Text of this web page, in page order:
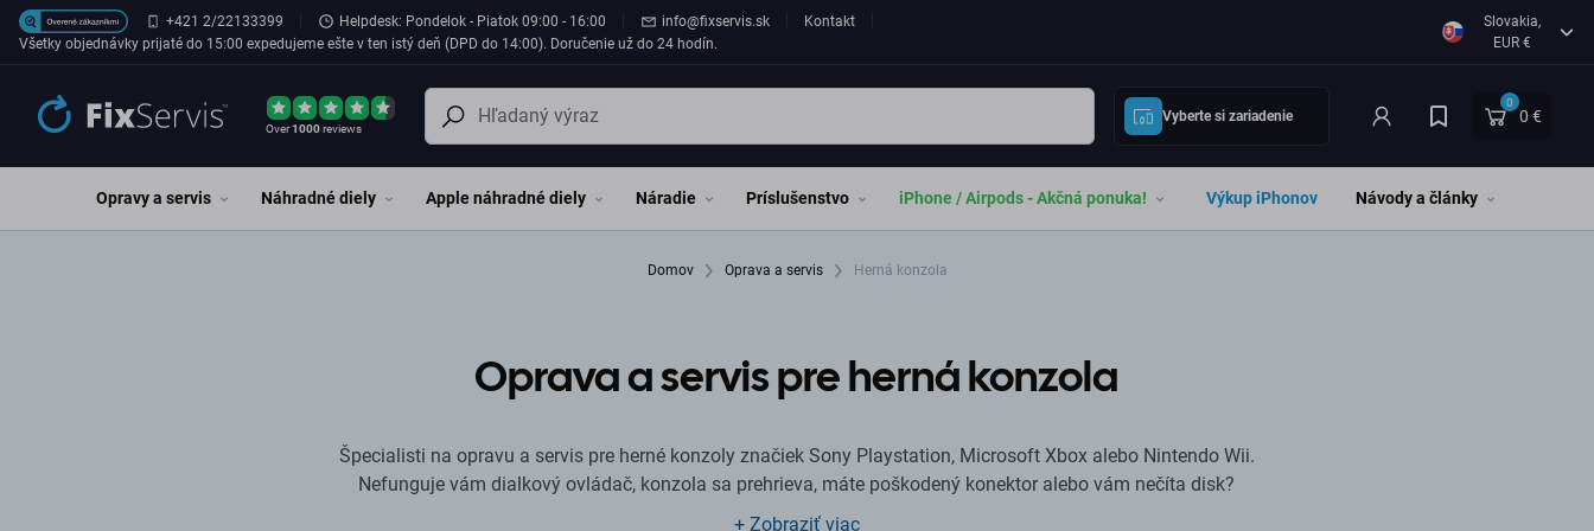
Preskočiť na hlavný obsah+421 2/22133399 Helpdesk: Pondelok - Piatok 09:00 - 16:00 info@fixservis.sk
Kontakt
Všetky objednávky prijaté do 15:00 expedujeme ešte v ten istý deň (DPD do 14:00). Doručenie už do 24 hodín.
Slovakia,
EUR €
Over1000reviews
Vyberte si zariadenie
0
0 €
Opravy a servis Náhradné diely Apple náhradné diely Náradie Príslušenstvo iPhone / Airpods - Akčná ponuka! Výkup iPhonov Návody a články
Domov Oprava a servis Herná konzola
Oprava a servis pre herná konzola
Špecialisti na opravu a servis pre herné konzoly značiek Sony Playstation, Microsoft Xbox alebo Nintendo Wii.
Nefunguje vám dialkový ovládač, konzola sa prehrieva, máte poškodený konektor alebo vám nečíta disk?
Opravu hernej konzoly ponúkame na našich pobočkách v mestách Bratislava a Nitra. Opravy na počkanie
+ Zobraziť viac